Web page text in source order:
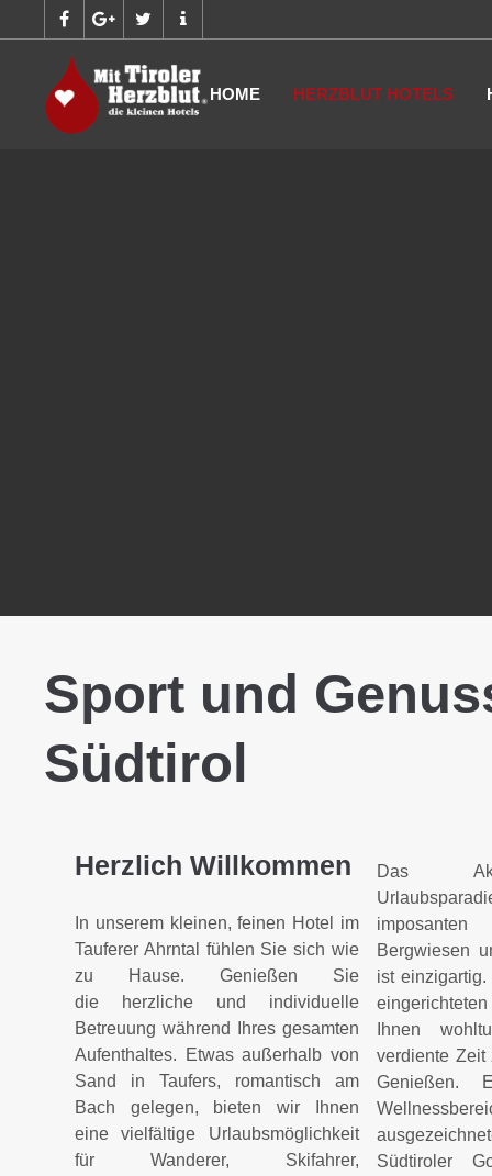
HOME HERZBLUT HOTELS
Sport und
Südtirol
Herzlich Willkommen
In unserem kleinen, feinen Hotel im
Tauferer Ahrntal fühlen Sie sich wie
zu Hause. Genießen Sie
die herzliche und individuelle
Betreuung während Ihres gesamten
Aufenthaltes. Etwas außerhalb von
Sand in Taufers, romantisch am
Bach gelegen, bieten wir Ihnen
eine vielfältige Urlaubsmöglichkeit
für Wanderer, Skifahrer,
Das
Bergwiesen
ist
Ihnen
verdiente Zeit
Genießen.
Südtiroler